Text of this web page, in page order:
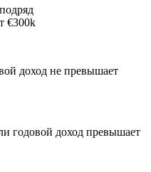
€300k
доход не превышает
годовой доход превышает